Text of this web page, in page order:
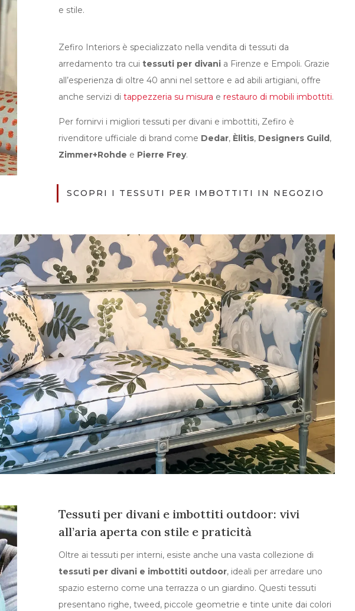
e stile.
Zefiro Interiors è specializzato nella vendita di tessuti da
arredamento tra cui tessuti per divani a Firenze e Empoli. Grazie
all’esperienza di oltre 40 anni nel settore e ad abili artigiani, offre
anche servizi di tappezzeria su misura e restauro di mobili imbottiti.
Per fornirvi i migliori tessuti per divani e imbottiti, Zefiro è
rivenditore ufficiale di brand come Dedar, Èlitis, Designers Guild ,
Zimmer+Rohde e Pierre Frey.
SCOPRI I TESSUTI PER IMBOTTITI IN NEGOZIO
Tessuti per divani e imbottiti outdoor: vivi
all’aria aperta con stile e praticità
Oltre ai tessuti per interni, esiste anche una vasta collezione di
tessuti per divani e imbottiti outdoor, ideali per arredare uno
spazio esterno come una terrazza o un giardino. Questi tessuti
presentano righe, tweed, piccole geometrie e tinte unite dai colori